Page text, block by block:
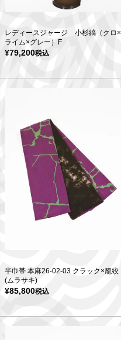
レディースジャージ 小杉縞（クロ×
ライム×グレー）F
¥79,200税込
半巾帯 本麻26-02-03 クラック×籠絞
(ムラサキ)
¥85,800税込